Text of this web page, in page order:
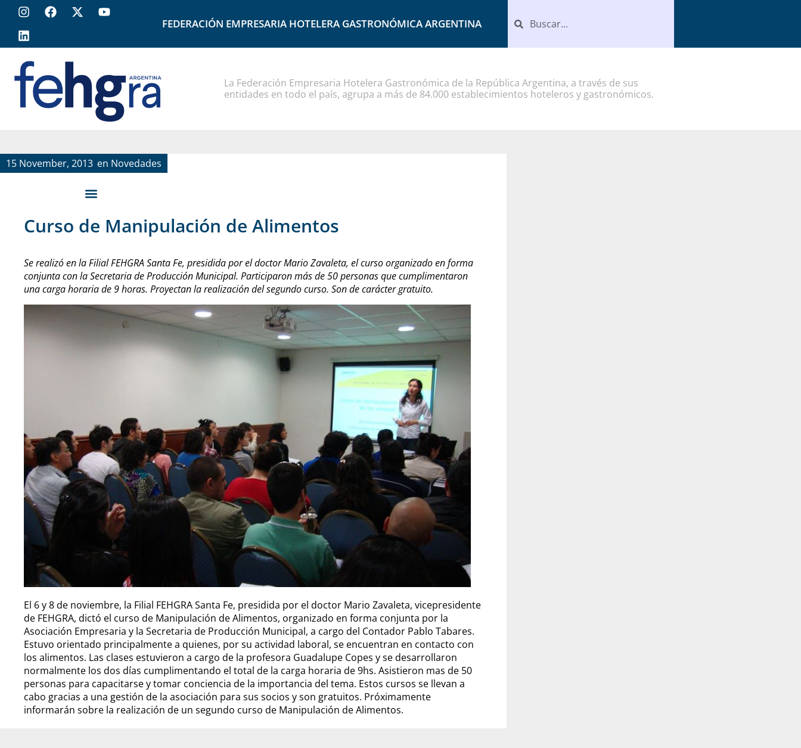
FEDERACIÓN EMPRESARIA HOTELERA GASTRONÓMICA ARGENTINA
La Federación Empresaria Hotelera Gastronómica de la República Argentina, a través de sus
entidades en todo el país, agrupa a más de 84.000 establecimientos hoteleros y gastronómicos.
15 November, 2013 en Novedades
Curso de Manipulación de Alimentos
Se realizó en la Filial FEHGRA Santa Fe, presidida por el doctor Mario Zavaleta, el curso organizado en forma
conjunta con la Secretaria de Producción Municipal. Participaron más de 50 personas que cumplimentaron
una carga horaria de 9 horas. Proyectan la realización del segundo curso. Son de carácter gratuito.
El 6 y 8 de noviembre, la Filial FEHGRA Santa Fe, presidida por el doctor Mario Zavaleta, vicepresidente
de FEHGRA, dictó el curso de Manipulación de Alimentos, organizado en forma conjunta por la
Asociación Empresaria y la Secretaria de Producción Municipal, a cargo del Contador Pablo Tabares.
Estuvo orientado principalmente a quienes, por su actividad laboral, se encuentran en contacto con
los alimentos. Las clases estuvieron a cargo de la profesora Guadalupe Copes y se desarrollaron
normalmente los dos días cumplimentando el total de la carga horaria de 9hs. Asistieron mas de 50
personas para capacitarse y tomar conciencia de la importancia del tema. Estos cursos se llevan a
cabo gracias a una gestión de la asociación para sus socios y son gratuitos. Próximamente
informarán sobre la realización de un segundo curso de Manipulación de Alimentos.